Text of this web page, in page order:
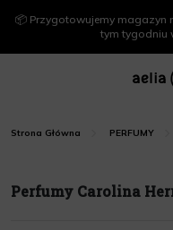
📦 Przygotowujemy magazyn
tym tygodniu
Strona Główna PERFUMY
Perfumy Carolina